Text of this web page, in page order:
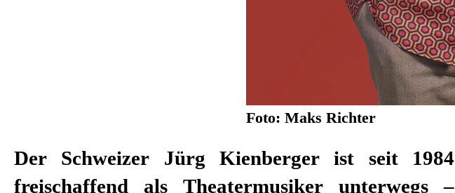
Foto: Maks Richter
Der Schweizer Jürg Kienberger ist seit 1984
freischaffend als Theatermusiker unterwegs –
von Barbara Frey oder Corinna von Rad ist er
regelmäßig zu erleben. Zugleich ist er auch in